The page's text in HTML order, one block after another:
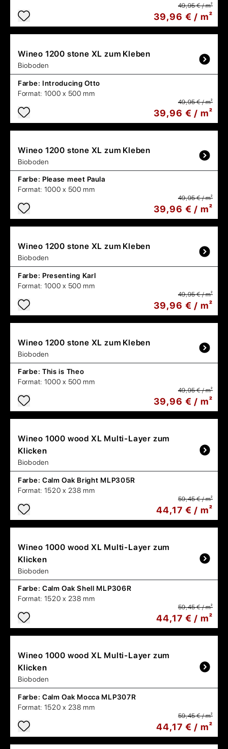
49,95 € / m²
39,96 € / m²
Wineo 1200 stone XL zum Kleben
Bioboden
Farbe: Introducing Otto
Format: 1000 x 500 mm
49,95 € / m²
39,96 € / m²
Wineo 1200 stone XL zum Kleben
Bioboden
Farbe: Please meet Paula
Format: 1000 x 500 mm
49,95 € / m²
39,96 € / m²
Wineo 1200 stone XL zum Kleben
Bioboden
Farbe: Presenting Karl
Format: 1000 x 500 mm
49,95 € / m²
39,96 € / m²
Wineo 1200 stone XL zum Kleben
Bioboden
Farbe: This is Theo
Format: 1000 x 500 mm
49,95 € / m²
39,96 € / m²
Wineo 1000 wood XL Multi-Layer zum
Klicken
Bioboden
Farbe: Calm Oak Bright MLP305R
Format: 1520 x 238 mm
59,45 € / m²
44,17 € / m²
Wineo 1000 wood XL Multi-Layer zum
Klicken
Bioboden
Farbe: Calm Oak Shell MLP306R
Format: 1520 x 238 mm
59,45 € / m²
44,17 € / m²
Wineo 1000 wood XL Multi-Layer zum
Klicken
Bioboden
Farbe: Calm Oak Mocca MLP307R
Format: 1520 x 238 mm
59,45 € / m²
44,17 € / m²